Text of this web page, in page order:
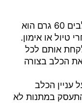
חטיף כלב כנען מקלות כבש לכלבים 60 גרם הוא
טיול או אימון.
אותם לכל
הכלב בצורה
עניין הכלב
במתנות לא